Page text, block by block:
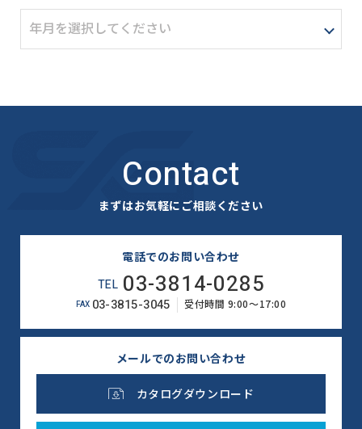
Contact
まずはお気軽にご相談ください
電話でのお問い合わせ
TEL 03-3814-0285
FAX 03-3815-3045 受付時間 9:00～17:00
メールでのお問い合わせ
カタログダウンロード